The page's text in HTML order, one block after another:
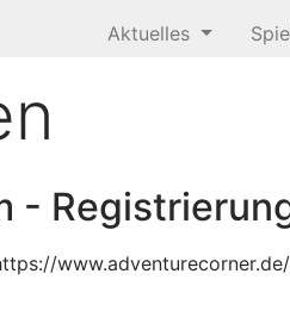
Aktuelles
-